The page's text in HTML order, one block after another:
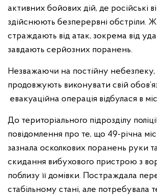
активних бойових дій, де російські
здійснюють безперервні обстріли.
страждають від атак, зокрема від
завдають серйозних поранень.
Незважаючи на постійну небезпеку,
продовжують виконувати свій
евакуаційна операція відбулася в
До територіального підрозділу
повідомлення про те, що 49-річна
зазнала осколкових поранень руки
скидання вибухового пристрою з
поблизу її домівки. Постраждала
стабільному стані, але потребувала